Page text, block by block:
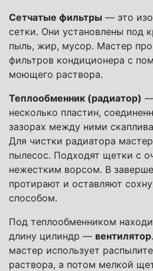
Сетчатые фильтры — это
сетки. Они установлены под
пыль, жир, мусор. Мастер
фильтров кондиционера с
моющего раствора.
Теплообменник (радиатор) —
несколько пластин,
зазорах между ними
Для чистки радиатора
пылесос. Подходят щетки с
нежестким ворсом. В
протирают и оставляют
способом.
Под теплообменником
длину цилиндр — вентилятор
мастер использует
раствора, а потом мелкой